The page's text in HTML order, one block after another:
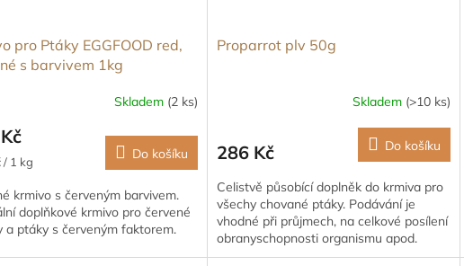
pro Ptáky EGGFOOD red,
s barvivem 1kg
Skladem (2 ks)
/ 1 kg Do košíku
krmivo s červeným barvivem.
doplňkové krmivo pro červené
a ptáky s červeným faktorem.
Proparrot plv 50g
Skladem (>10 ks)
286 Kč Do košíku
Celistvě působící doplněk do krmiva pro
všechy chované ptáky. Podávání je
vhodné při průjmech, na celkové posílení
obranyschopnosti organismu apod.